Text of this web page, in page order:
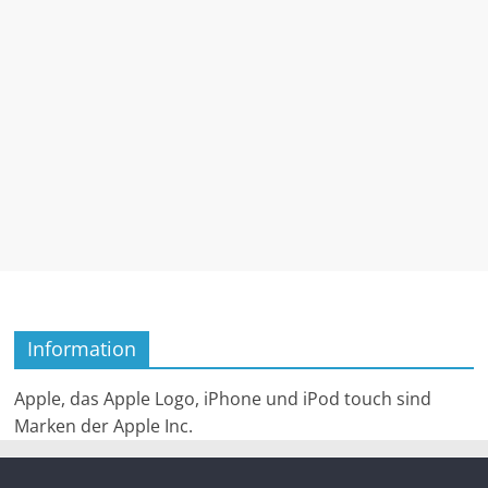
Information
Apple, das Apple Logo, iPhone und iPod touch sind
Marken der Apple Inc.